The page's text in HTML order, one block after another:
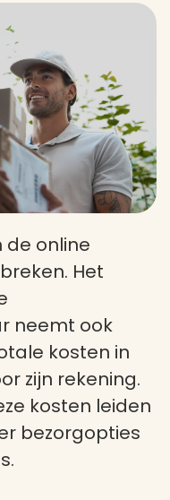
de online
Het
neemt ook
kosten in
zijn rekening.
kosten leiden
bezorgopties